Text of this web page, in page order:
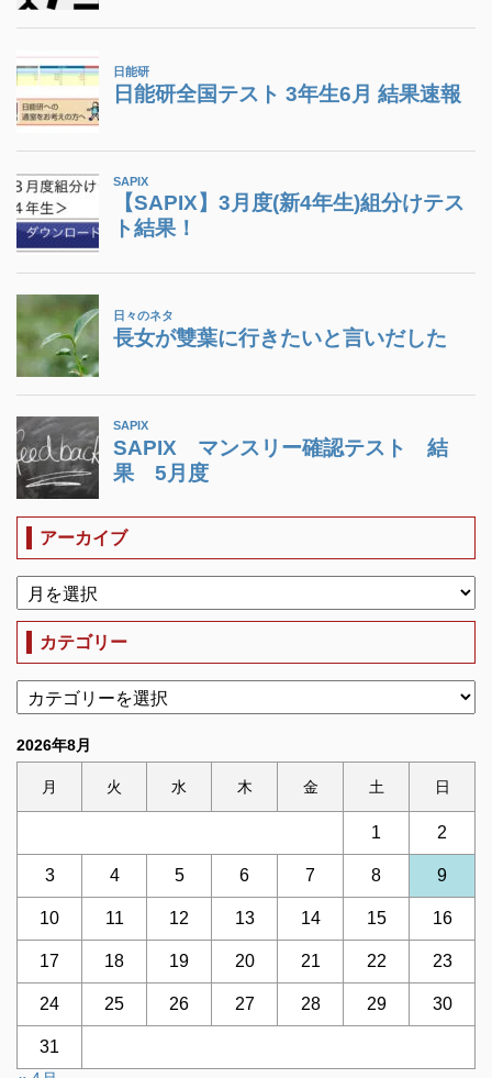
アーカイブ
カテゴリー
2026年8月
月 火 水 木 金 土 日
1 2
3 4 5 6 7 8 9
10 11 12 13 14 15 16
17 18 19 20 21 22 23
24 25 26 27 28 29 30
31